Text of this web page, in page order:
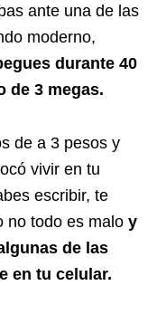
ante una de las
moderno,
durante 40
de 3 megas.
de a 3 pesos y
vivir en tu
escribir, te
no todo es malo y
de las
en tu celular.